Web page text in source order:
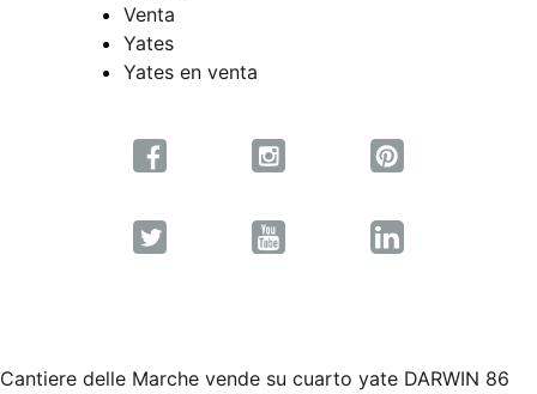
Venta
Yates
Yates en venta
Cantiere delle Marche vende su cuarto yate DARWIN 86